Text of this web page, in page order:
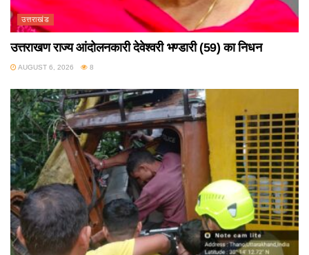
उत्तराखंड
उत्तराखण राज्य आंदोलनकारी देवेश्वरी भण्डारी (59) का निधन
AUGUST 6, 2026 8